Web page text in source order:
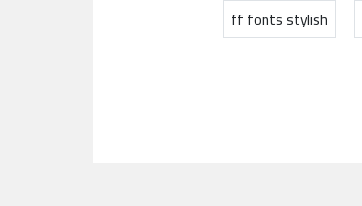
ff fonts stylish